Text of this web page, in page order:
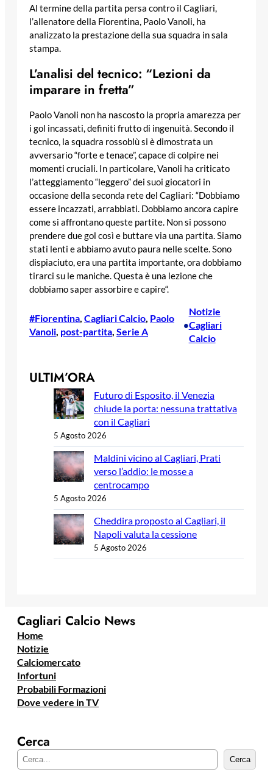
Al termine della partita persa contro il Cagliari,
l’allenatore della Fiorentina, Paolo Vanoli, ha
analizzato la prestazione della sua squadra in sala
stampa.
L’analisi del tecnico: “Lezioni da
imparare in fretta”
Paolo Vanoli non ha nascosto la propria amarezza per
i gol incassati, definiti frutto di ingenuità. Secondo il
tecnico, la squadra rossoblù si è dimostrata un
avversario “forte e tenace”, capace di colpire nei
momenti cruciali. In particolare, Vanoli ha criticato
l’atteggiamento “leggero” dei suoi giocatori in
occasione della seconda rete del Cagliari: “Dobbiamo
essere incazzati, arrabbiati. Dobbiamo ancora capire
come si affrontano queste partite. Non si possono
prendere due gol così e buttare via una partita. Siamo
stati lenti e abbiamo avuto paura nelle scelte. Sono
dispiaciuto, era una partita importante, ora dobbiamo
tirarci su le maniche. Questa è una lezione che
dobbiamo saper assorbire e capire“.
#Fiorentina, Cagliari Calcio, Paolo
Vanoli, post-partita, Serie A
•
Notizie
Cagliari
Calcio
ULTIM’ORA
Futuro di Esposito, il Venezia
chiude la porta: nessuna trattativa
con il Cagliari
5 Agosto 2026
Maldini vicino al Cagliari, Prati
verso l’addio: le mosse a
centrocampo
5 Agosto 2026
Cheddira proposto al Cagliari, il
Napoli valuta la cessione
5 Agosto 2026
Cagliari Calcio News
Home
Notizie
Calciomercato
Infortuni
Probabili Formazioni
Dove vedere in TV
Cerca
e
Cerca